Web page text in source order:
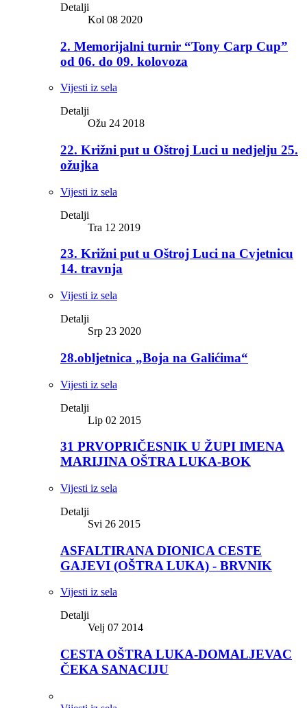
Detalji
Kol 08 2020
2. Memorijalni turnir “Tony Carp Cup”
od 06. do 09. kolovoza
Vijesti iz sela
Detalji
Ožu 24 2018
22. Križni put u Oštroj Luci u nedjelju 25.
ožujka
Vijesti iz sela
Detalji
Tra 12 2019
23. Križni put u Oštroj Luci na Cvjetnicu
14. travnja
Vijesti iz sela
Detalji
Srp 23 2020
28.obljetnica „Boja na Galićima“
Vijesti iz sela
Detalji
Lip 02 2015
31 PRVOPRIČESNIK U ŽUPI IMENA
MARIJINA OŠTRA LUKA-BOK
Vijesti iz sela
Detalji
Svi 26 2015
ASFALTIRANA DIONICA CESTE
GAJEVI (OŠTRA LUKA) - BRVNIK
Vijesti iz sela
Detalji
Velj 07 2014
CESTA OŠTRA LUKA-DOMALJEVAC
ČEKA SANACIJU